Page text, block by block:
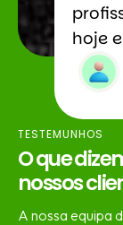
hoje
TESTEMUNHOS
O que
nossos
A nossa equipa